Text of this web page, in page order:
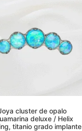
cluster de opalo
deluxe / Helix
titanio grado implante